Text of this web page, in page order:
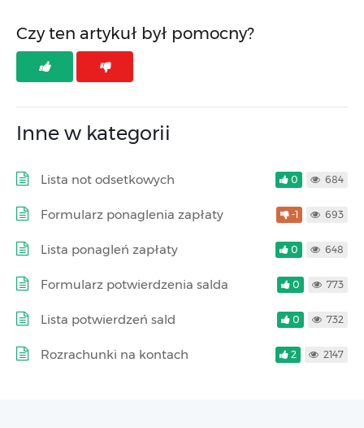
Czy ten artykuł był pomocny?
Inne w kategorii
Lista not odsetkowych 0 684
Formularz ponaglenia zapłaty -1 693
Lista ponagleń zapłaty 0 648
Formularz potwierdzenia salda 0 773
Lista potwierdzeń sald 0 732
Rozrachunki na kontach 2 2147